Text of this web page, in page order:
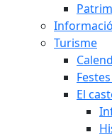
Turisme
El